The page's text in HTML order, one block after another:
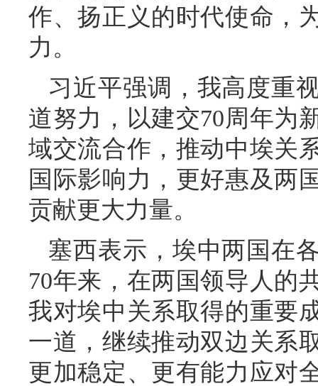
作、扬正义的时代使命，
力。
习近平强调，我高度重
道努力，以建交70周年为
域交流合作，推动中埃关
国际影响力，更好惠及两
贡献更大力量。
塞西表示，埃中两国在
70年来，在两国领导人的
我对埃中关系取得的重要
一道，继续推动双边关系
更加稳定、更有能力应对